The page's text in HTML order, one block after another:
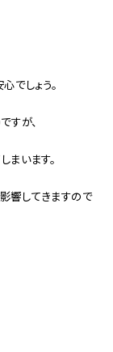
でしょう。
すが、
います。
響してきますので